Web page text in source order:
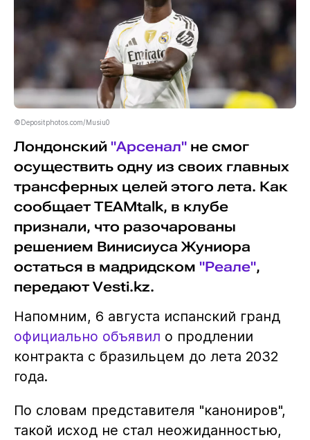
©Depositphotos.com/Musiu0
Лондонский "Арсенал"не смог
осуществить одну из своих главных
трансферных целей этого лета. Как
сообщает TEAMtalk, в клубе
признали, что разочарованы
решением Винисиуса Жуниора
остаться в мадридском "Реале",
передают Vesti.kz.
Напомним, 6 августа испанский гранд
официально объявил о продлении
контракта с бразильцем до лета 2032
года.
По словам представителя "канониров",
такой исход не стал неожиданностью,